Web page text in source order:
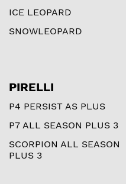
ICE LEOPARD
SNOWLEOPARD
PIRELLI
P4 PERSIST AS PLUS
P7 ALL SEASON PLUS 3
SCORPION ALL SEASON
PLUS 3